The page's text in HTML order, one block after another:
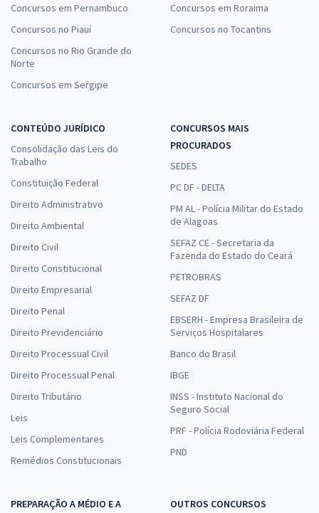
Concursos em Pernambuco
Concursos no Piauí
Concursos no Rio Grande do
Norte
Concursos em Sergipe
Concursos em Roraima
Concursos no Tocantins
CONTEÚDO JURÍDICO
Consolidação das Leis do
Trabalho
Constituição Federal
Direito Administrativo
Direito Ambiental
Direito Civil
Direito Constitucional
Direito Empresarial
Direito Penal
Direito Previdenciário
Direito Processual Civil
Direito Processual Penal
Direito Tributário
Leis
Leis Complementares
Remédios Constitucionais
CONCURSOS MAIS
PROCURADOS
SEDES
PC DF - DELTA
PM AL - Polícia Militar do Estado
de Alagoas
SEFAZ CE - Secretaria da
Fazenda do Estado do Ceará
PETROBRAS
SEFAZ DF
EBSERH - Empresa Brasileira de
Serviços Hospitalares
Banco do Brasil
IBGE
INSS - Instituto Nacional do
Seguro Social
PRF - Polícia Rodoviária Federal
PND
PREPARAÇÃO A MÉDIO E A
OUTROS CONCURSOS